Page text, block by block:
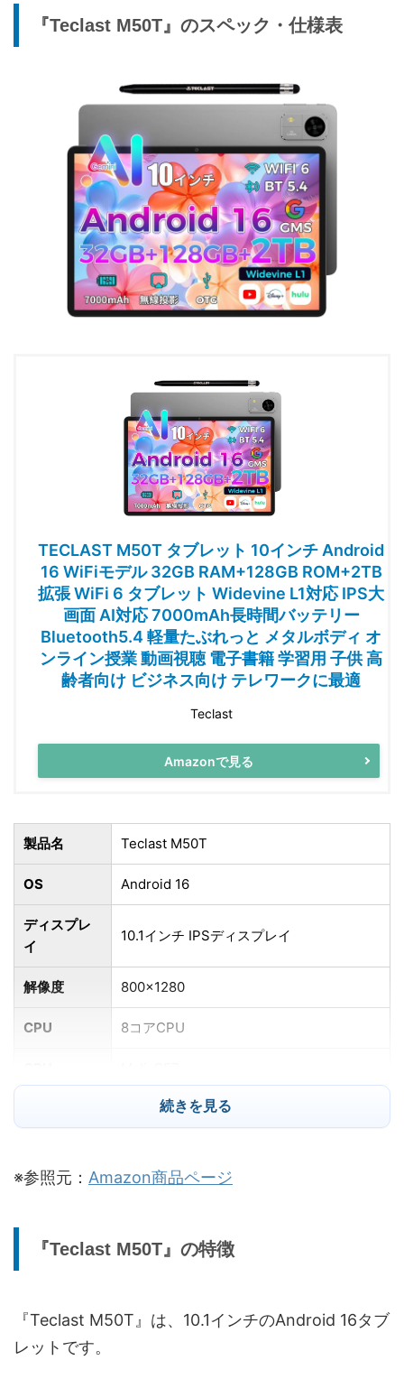
『Teclast M50T』のスペック・仕様表
TECLAST M50T タブレット 10インチ Android
16 WiFiモデル 32GB RAM+128GB ROM+2TB
拡張 WiFi 6 タブレット Widevine L1対応 IPS大
画面 AI対応 7000mAh長時間バッテリー
Bluetooth5.4 軽量たぶれっと メタルボディ オ
ンライン授業 動画視聴 電子書籍 学習用 子供 高
齢者向け ビジネス向け テレワークに最適
Teclast
Amazonで見る
製品名 Teclast M50T
OS Android 16
ディスプレ
イ
10.1インチ IPSディスプレイ
解像度 800×1280
CPU 8コアCPU
4GB RAM＋最大28GB仮想メモリ拡張（合
計最大32GB）
ストレージ 128GB
バッテリー 7000mAh
動画再生時
続きを見る
※参照元： Amazon商品ページ
『Teclast M50T』の特徴
『Teclast M50T』は、10.1インチのAndroid 16タブ
レットです。